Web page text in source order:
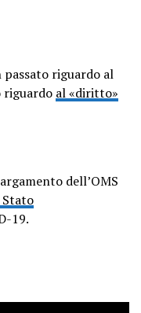
passato riguardo al
riguardo al «diritto»
dell’OMS
Stato
19.